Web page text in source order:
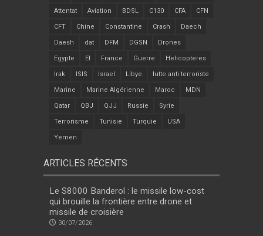
Attentat Aviation BDSL C130 CFA CFN
CFT Chine Constantine Crash Daech
Daesh dat DFM DGSN Drones
Egypte EI France Guerre Helicopteres
Irak ISIS Israel Libye lutte anti terroriste
Marine Marine Algérienne Maroc MDN
Qatar QBJ QJJ Russie Syrie
Terrorisme Tunisie Turquie USA
Yemen
ARTICLES RÉCENTS
Le S8000 Banderol : le missile low-cost
qui brouille la frontière entre drone et
missile de croisière
30/07/2026